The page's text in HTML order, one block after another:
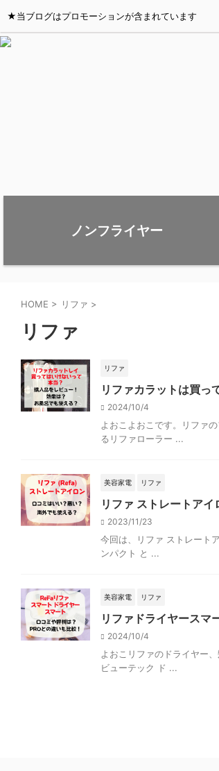
★当ブログはプロモーションが含まれています
ノンフライヤー
HOME > リファ >
リファ
リファ
リファカラットは買っ
2024/10/4
よおこよおこです。リファ
るリファローラー ...
美容家電 リファ
リファ ストレートア
2023/11/23
今回は、リファ ストレート
ンパクト と ...
美容家電 リファ
リファドライヤースマ
2024/10/4
よおこリファのドライヤー
ビューテック ド ...